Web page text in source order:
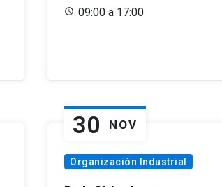
09:00 a 17:00
30 NOV
Organización Industrial